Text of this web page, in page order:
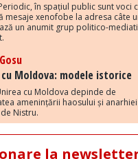
în spațiul public sunt voci
mesaje xenofobe la adresa câte
un anumit grup politico-
Gosu
cu Moldova: modele istorice
cu Moldova depinde de
amenințării haosului și
Nistru.
la